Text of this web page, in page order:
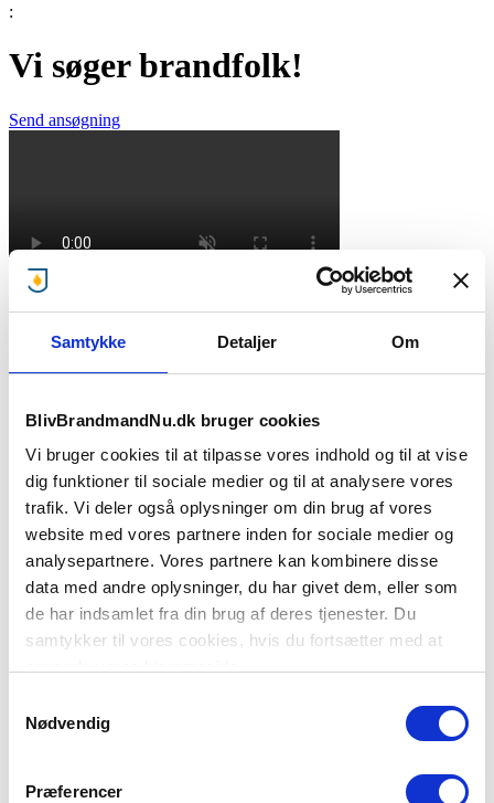
Samtykke Detaljer Om
BlivBrandmandNu.dk bruger cookies
Vi bruger cookies til at tilpasse vores indhold og til at vise
dig funktioner til sociale medier og til at analysere vores
trafik. Vi deler også oplysninger om din brug af vores
website med vores partnere inden for sociale medier og
analysepartnere. Vores partnere kan kombinere disse
data med andre oplysninger, du har givet dem, eller som
de har indsamlet fra din brug af deres tjenester. Du
samtykker til vores cookies, hvis du fortsætter med at
Nødvendig
Præferencer
:
Vi søger brandfolk!
Send ansøgning
Klar til at sende ansøgning?
Falck Galten
8464 Galten
Kontaktperson:
Falcks Brandvagtcentral, Afd. for ansøgninger
+45 70 27 29 54
Træffetid:
Hele døgnet